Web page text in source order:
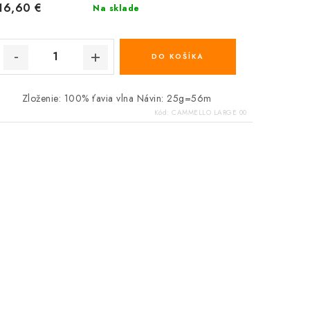
Na sklade
€
DO KOŠÍKA
Zloženie: 100% ťavia vlna Návin: 25g=56m
Kód:CAMMELLO LARGE 00